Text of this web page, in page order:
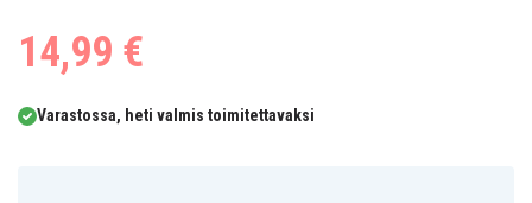
14,99 €
Varastossa, heti valmis toimitettavaksi